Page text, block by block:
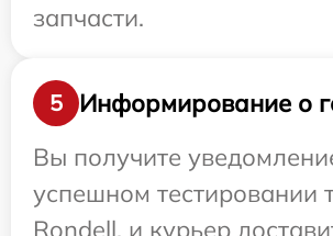
запчасти.
5
Информирование о
Вы получите
успешном тестировании
Rondell, и курьер